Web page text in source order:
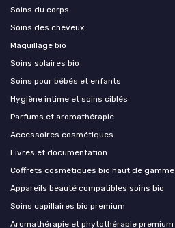
Soins du corps
Soins des cheveux
Maquillage bio
Soins solaires bio
Soins pour bébés et enfants
Hygiène intime et soins ciblés
Parfums et aromathérapie
Accessoires cosmétiques
Livres et documentation
Coffrets cosmétiques bio haut de gamme
Appareils beauté compatibles soins bio
Soins capillaires bio premium
Aromathérapie et phytothérapie premium